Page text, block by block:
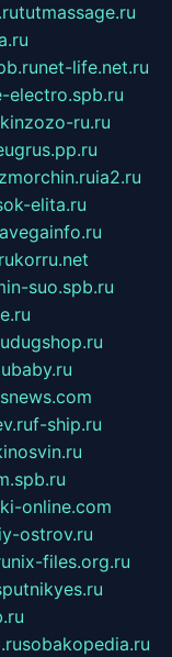
tutmassage.ru
net-life.net.ru
electro.spb.ru
kinzozo-ru.ru
ia2.ru
elita.ru
avegainfo.ru
korru.net
suo.spb.ru
dugshop.ru
f-ship.ru
online.com
ostrov.ru
nix-files.org.ru
sobakopedia.ru